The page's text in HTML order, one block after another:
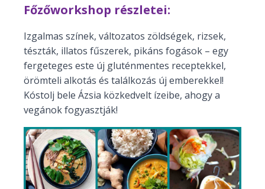
Főzőworkshop részletei:
Izgalmas színek, változatos zöldségek, rizsek,
tészták, illatos fűszerek, pikáns fogások – egy
fergeteges este új gluténmentes receptekkel,
örömteli alkotás és találkozás új emberekkel!
Kóstolj bele Ázsia közkedvelt ízeibe, ahogy a
vegánok fogyasztják!